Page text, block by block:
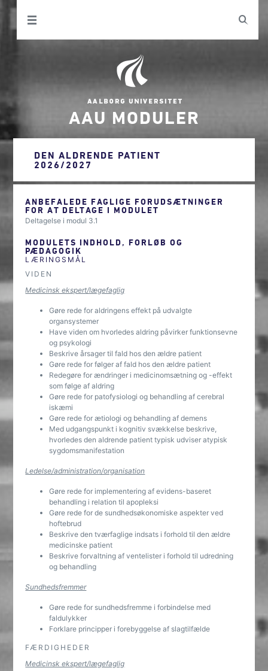
AAU MODULER
DEN ALDRENDE PATIENT
2026/2027
ANBEFALEDE FAGLIGE FORUDSÆTNINGER
FOR AT DELTAGE I MODULET
Deltagelse i modul 3.1
MODULETS INDHOLD, FORLØB OG
PÆDAGOGIK
LÆRINGSMÅL
VIDEN
Medicinsk ekspert/lægefaglig
Gøre rede for aldringens effekt på udvalgte
organsystemer
Have viden om hvorledes aldring påvirker funktionsevne
og psykologi
Beskrive årsager til fald hos den ældre patient
Gøre rede for følger af fald hos den ældre patient
Redegøre for ændringer i medicinomsætning og -effekt
som følge af aldring
Gøre rede for patofysiologi og behandling af cerebral
iskæmi
Gøre rede for ætiologi og behandling af demens
Med udgangspunkt i kognitiv svækkelse beskrive,
hvorledes den aldrende patient typisk udviser atypisk
sygdomsmanifestation
Ledelse/administration/organisation
Gøre rede for implementering af evidens-baseret
behandling i relation til apopleksi
Gøre rede for de sundhedsøkonomiske aspekter ved
hoftebrud
Beskrive den tværfaglige indsats i forhold til den ældre
medicinske patient
Beskrive forvaltning af ventelister i forhold til udredning
og behandling
Sundhedsfremmer
Gøre rede for sundhedsfremme i forbindelse med
faldulykker
Forklare principper i forebyggelse af slagtilfælde
FÆRDIGHEDER
Medicinsk ekspert/lægefaglig